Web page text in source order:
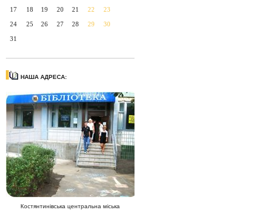
17 18 19 20 21 22 23
24 25 26 27 28 29 30
31
НАША АДРЕСА:
Костянтинівська центральна міська